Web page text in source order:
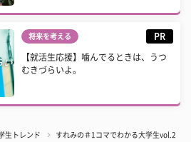
将来を考える PR
【就活生応援】噛んでるときは、うつ
むきづらいよ。
生トレンド すれみの＃1コマでわかる大学生vol.2「